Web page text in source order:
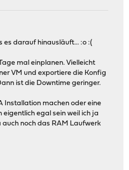
darauf hinausläuft... :o :(
mal einplanen. Vielleicht
VM und exportiere die Konfig
ist die Downtime geringer.
Installation machen oder eine
eigentlich egal sein weil ich ja
auch noch das RAM Laufwerk